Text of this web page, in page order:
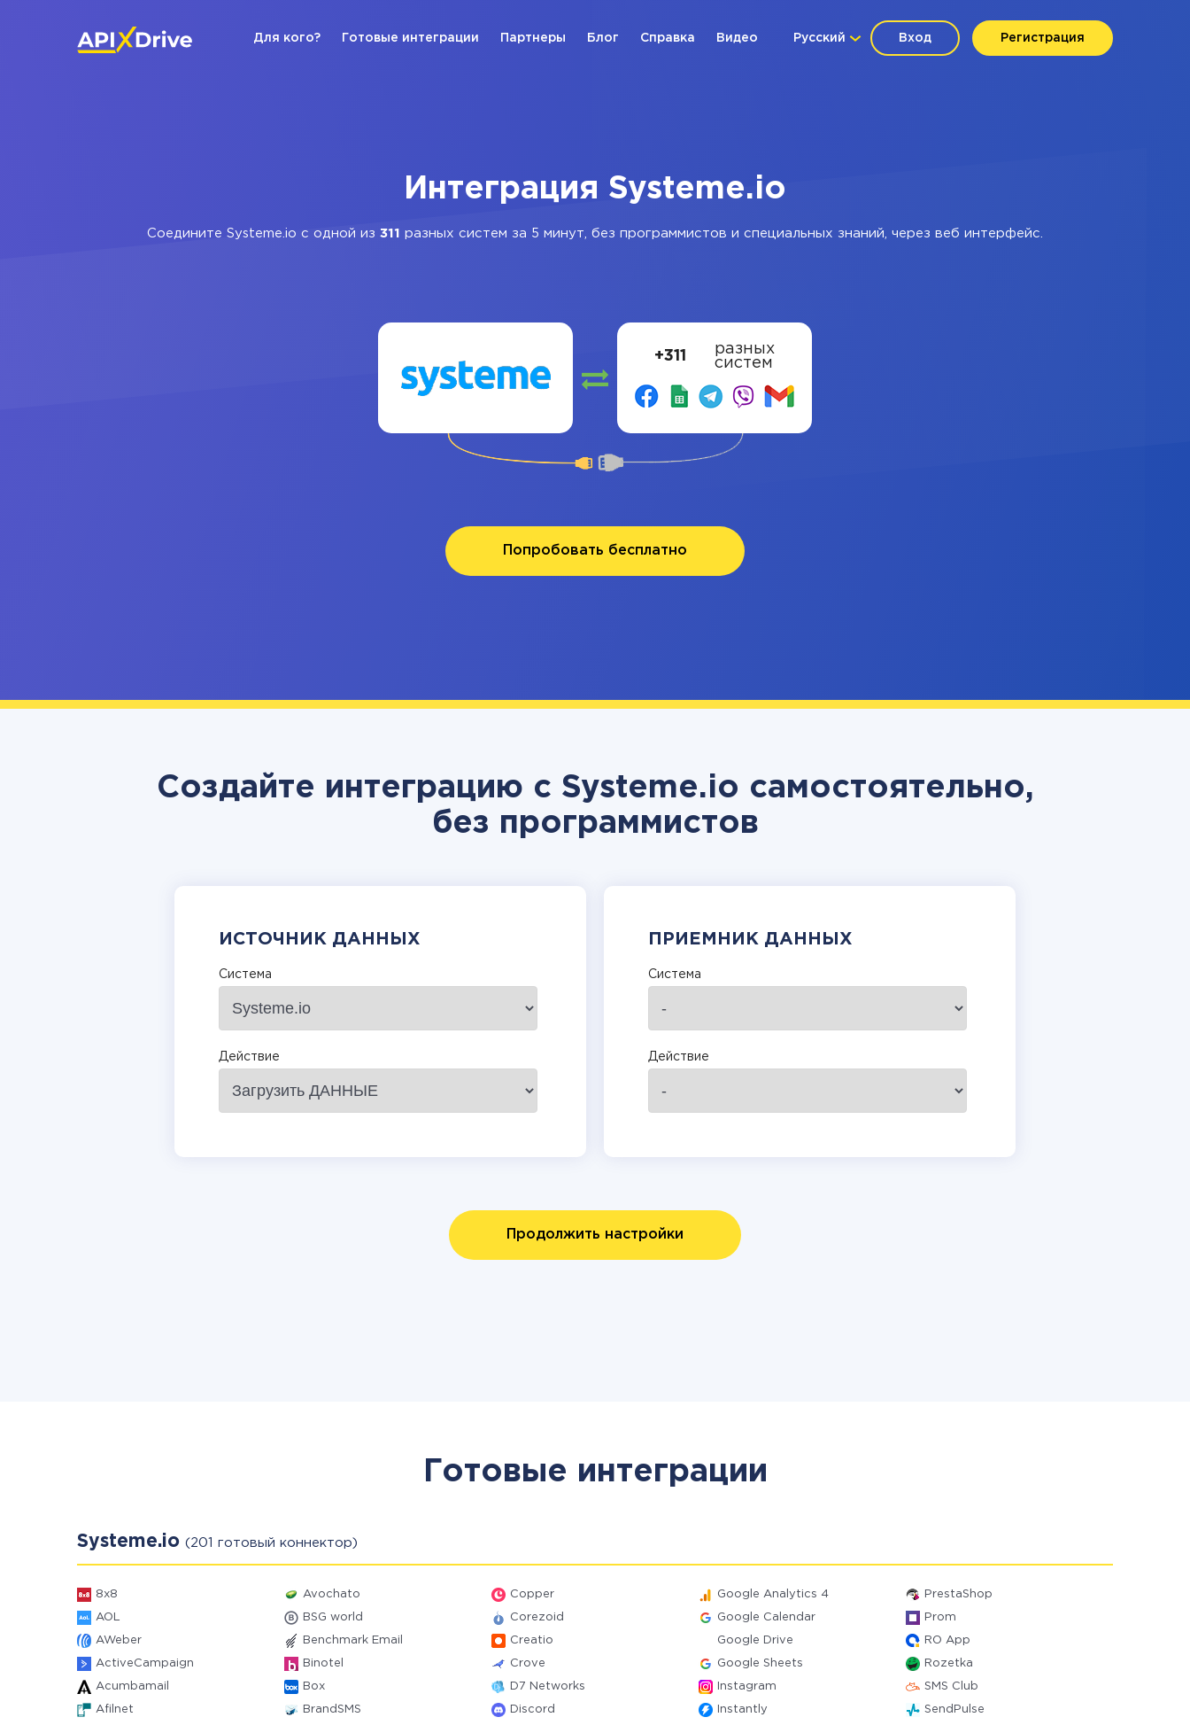
Вход Регистрация
Русский
Для кого? Готовые интеграции Партнеры Блог Справка Видео
Интеграция Systeme.io
Соедините Systeme.io с одной из 311 разных систем за 5 минут, без программистов и специальных знаний, через веб интерфейс.
+311
разных
систем
Попробовать бесплатно
Создайте интеграцию с Systeme.io самостоятельно,
без программистов
ИСТОЧНИК ДАННЫХ
Система
Действие
ПРИЕМНИК ДАННЫХ
Система
Действие
Продолжить настройки
Готовые интеграции
Systeme.io (201 готовый коннектор)
8x8 Avochato Copper Google Analytics 4 PrestaShop
AOL BSG world Corezoid Google Calendar Prom
AWeber Benchmark Email Creatio Google Drive RO App
ActiveCampaign Binotel Crove Google Sheets Rozetka
Acumbamail Box D7 Networks Instagram SMS Club
Afilnet BrandSMS Discord Instantly SendPulse